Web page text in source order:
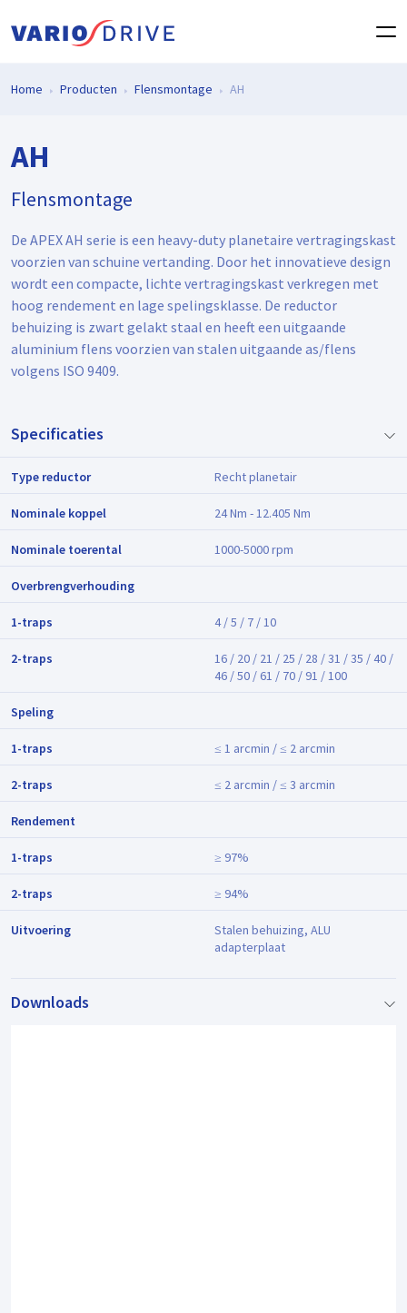
Home Producten Flensmontage AH
AH
Flensmontage
De APEX AH serie is een heavy-duty planetaire vertragingskast
voorzien van schuine vertanding. Door het innovatieve design
wordt een compacte, lichte vertragingskast verkregen met
hoog rendement en lage spelingsklasse. De reductor
behuizing is zwart gelakt staal en heeft een uitgaande
aluminium flens voorzien van stalen uitgaande as/flens
volgens ISO 9409.
Specificaties
Type reductor Recht planetair
Nominale koppel 24 Nm - 12.405 Nm
Nominale toerental 1000-5000 rpm
Overbrengverhouding
1-traps 4 / 5 / 7 / 10
2-traps
16 / 20 / 21 / 25 / 28 / 31 / 35 / 40 /
46 / 50 / 61 / 70 / 91 / 100
Speling
1-traps ≤ 1 arcmin / ≤ 2 arcmin
2-traps ≤ 2 arcmin / ≤ 3 arcmin
Rendement
1-traps ≥ 97%
2-traps ≥ 94%
Uitvoering
Stalen behuizing, ALU
adapterplaat
Downloads